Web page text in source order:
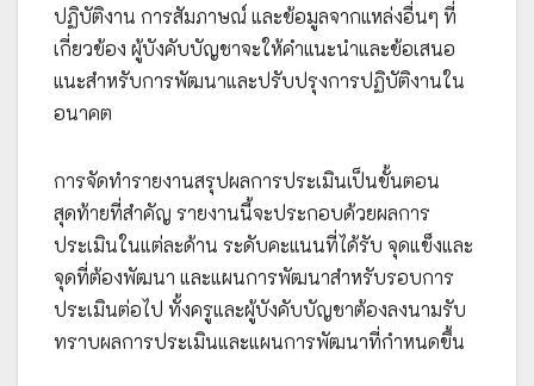
ปฏิบัติงาน การสัมภาษณ์ และข้อมูลจากแหล่งอื่นๆ ที่
เกี่ยวข้อง ผู้บังคับบัญชาจะให้คำแนะนำและข้อเสนอ
แนะสำหรับการพัฒนาและปรับปรุงการปฏิบัติงานใน
อนาคต
การจัดทำรายงานสรุปผลการประเมินเป็นขั้นตอน
สุดท้ายที่สำคัญ รายงานนี้จะประกอบด้วยผลการ
ประเมินในแต่ละด้าน ระดับคะแนนที่ได้รับ จุดแข็งและ
จุดที่ต้องพัฒนา และแผนการพัฒนาสำหรับรอบการ
ประเมินต่อไป ทั้งครูและผู้บังคับบัญชาต้องลงนามรับ
ทราบผลการประเมินและแผนการพัฒนาที่กำหนดขึ้น